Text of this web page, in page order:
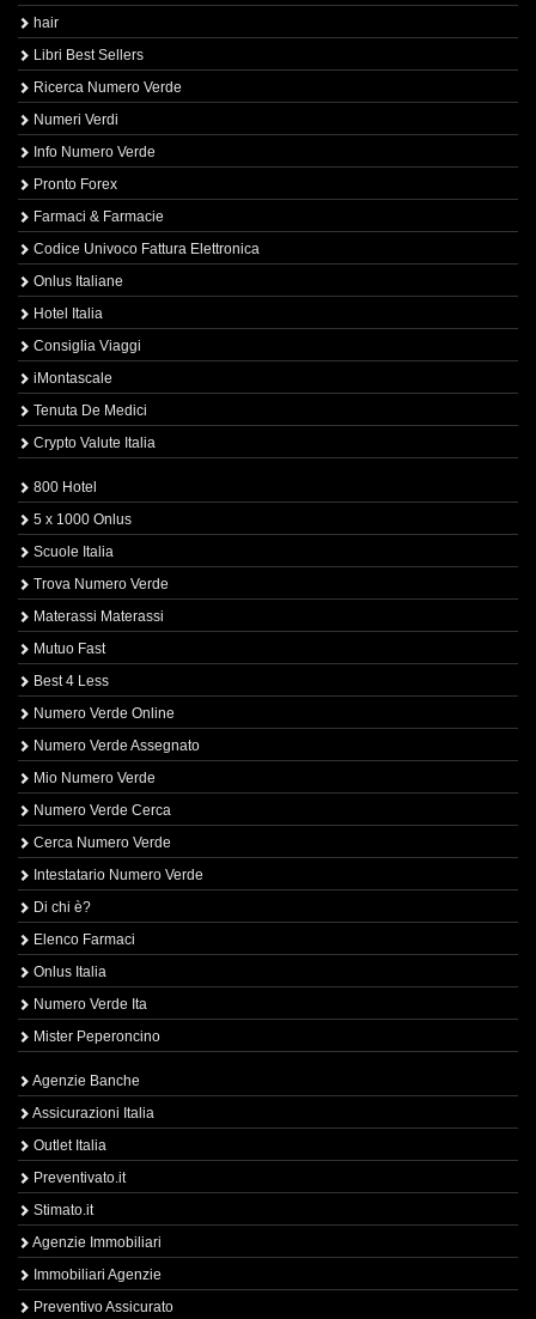
hair
Libri Best Sellers
Ricerca Numero Verde
Numeri Verdi
Info Numero Verde
Pronto Forex
Farmaci & Farmacie
Codice Univoco Fattura Elettronica
Onlus Italiane
Hotel Italia
Consiglia Viaggi
iMontascale
Tenuta De Medici
Crypto Valute Italia
800 Hotel
5 x 1000 Onlus
Scuole Italia
Trova Numero Verde
Materassi Materassi
Mutuo Fast
Best 4 Less
Numero Verde Online
Numero Verde Assegnato
Mio Numero Verde
Numero Verde Cerca
Cerca Numero Verde
Intestatario Numero Verde
Di chi è?
Elenco Farmaci
Onlus Italia
Numero Verde Ita
Mister Peperoncino
Agenzie Banche
Assicurazioni Italia
Outlet Italia
Preventivato.it
Stimato.it
Agenzie Immobiliari
Immobiliari Agenzie
Preventivo Assicurato